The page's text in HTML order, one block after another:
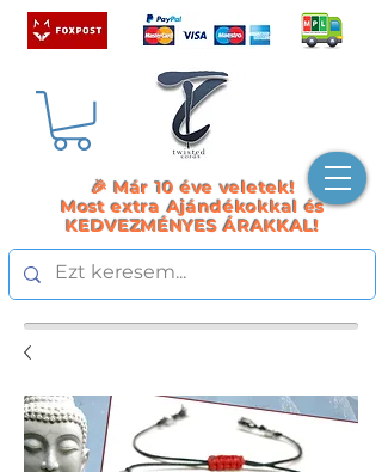
🎉 Már 10 éve veletek!
Most extra Ajándékokkal és
KEDVEZMÉNYES ÁRAKKAL!